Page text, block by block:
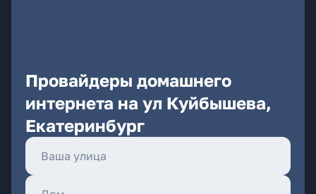
Провайдеры домашнего
интернета на ул Куйбышева,
Екатеринбург